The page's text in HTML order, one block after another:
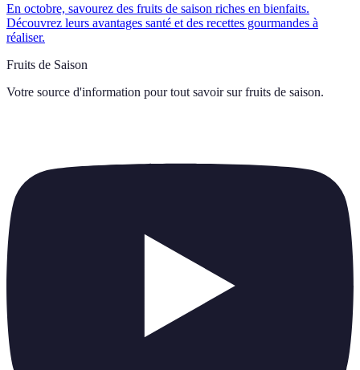
En octobre, savourez des fruits de saison riches en bienfaits.
Découvrez leurs avantages santé et des recettes gourmandes à
réaliser.
Fruits de Saison
Votre source d'information pour tout savoir sur fruits de saison.